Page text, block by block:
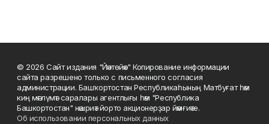
© 2026 Сайт издания "Йәнтөйәк" Копирование информации
сайта разрешено только с письменного согласия
администрации. Башҡортостан Республикаһының Матбуғат һәм
киң мәғлүмәт саралары агентлығы һәм "Республика
Башкортостан" нәшриәт йорто акционерҙар йәмғиәте.
Об использовании персональных данных